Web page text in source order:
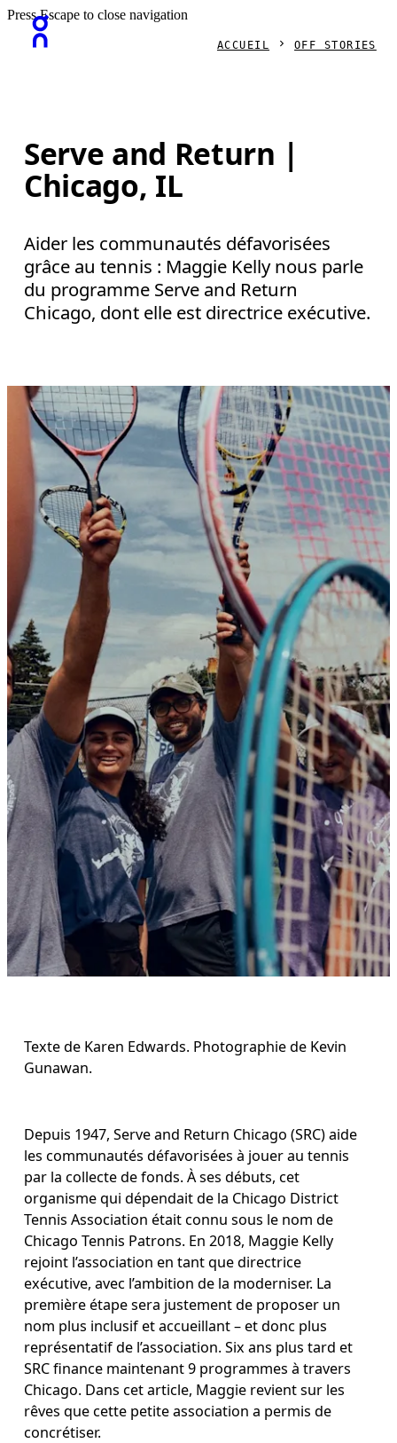
Press Escape to close navigation
ACCUEIL OFF STORIES
Serve and Return |
Chicago, IL
Aider les communautés défavorisées
grâce au tennis : Maggie Kelly nous parle
du programme Serve and Return
Chicago, dont elle est directrice exécutive.
Texte de Karen Edwards. Photographie de Kevin
Gunawan.
Depuis 1947, Serve and Return Chicago (SRC) aide
les communautés défavorisées à jouer au tennis
par la collecte de fonds. À ses débuts, cet
organisme qui dépendait de la Chicago District
Tennis Association était connu sous le nom de
Chicago Tennis Patrons. En 2018, Maggie Kelly
rejoint l’association en tant que directrice
exécutive, avec l’ambition de la moderniser. La
première étape sera justement de proposer un
nom plus inclusif et accueillant – et donc plus
représentatif de l’association. Six ans plus tard et
SRC finance maintenant 9 programmes à travers
Chicago. Dans cet article, Maggie revient sur les
rêves que cette petite association a permis de
concrétiser.